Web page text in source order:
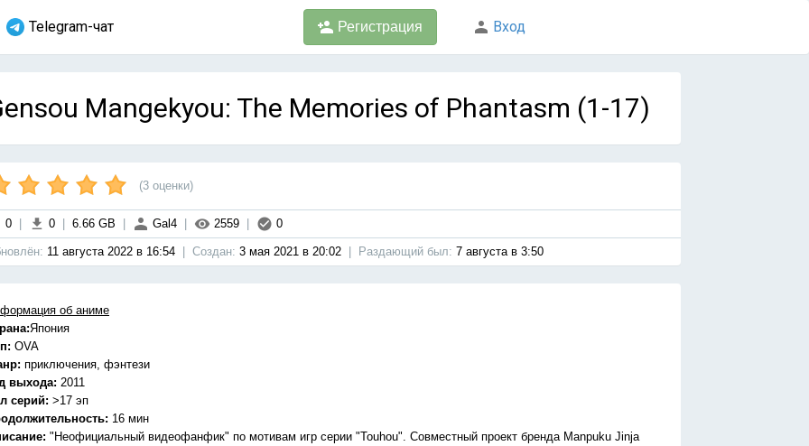
Telegram-чат Регистрация Вход
Mangekyou: The Memories of Phantasm (1-17)
(3 оценки)
0 0 6.66 GB Gal4 2559 0
11 августа 2022 в 16:54 Cоздан: 3 мая 2021 в 20:02 Раздающий был: 7 августа в 3:50
об аниме
Япония
OVA
приключения, фэнтези
выхода: 2011
серий: >17 эп
16 мин
"Неофициальный видеофанфик" по мотивам игр серии "Touhou". Совместный проект бренда Manpuku Jinja